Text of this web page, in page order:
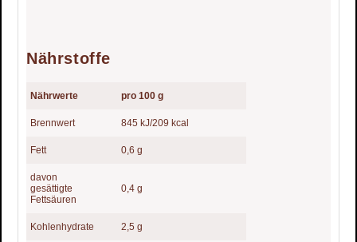
Nährstoffe
Nährwerte pro 100 g
Brennwert 845 kJ/209 kcal
Fett 0,6 g
davon
gesättigte
Fettsäuren
0,4 g
Kohlenhydrate 2,5 g